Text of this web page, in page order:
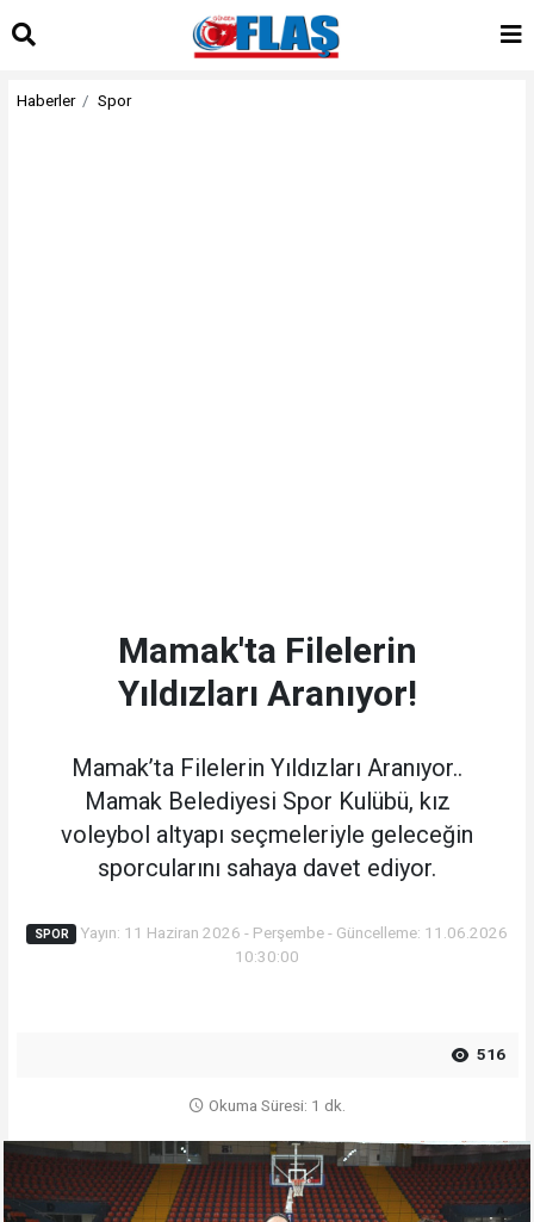
Haberler Spor
Mamak'ta Filelerin
Yıldızları Aranıyor!
Mamak’ta Filelerin Yıldızları Aranıyor..
Mamak Belediyesi Spor Kulübü, kız
voleybol altyapı seçmeleriyle geleceğin
sporcularını sahaya davet ediyor.
SPOR
Yayın: 11 Haziran 2026 - Perşembe - Güncelleme: 11.06.2026
10:30:00
516
Okuma Süresi: 1 dk.